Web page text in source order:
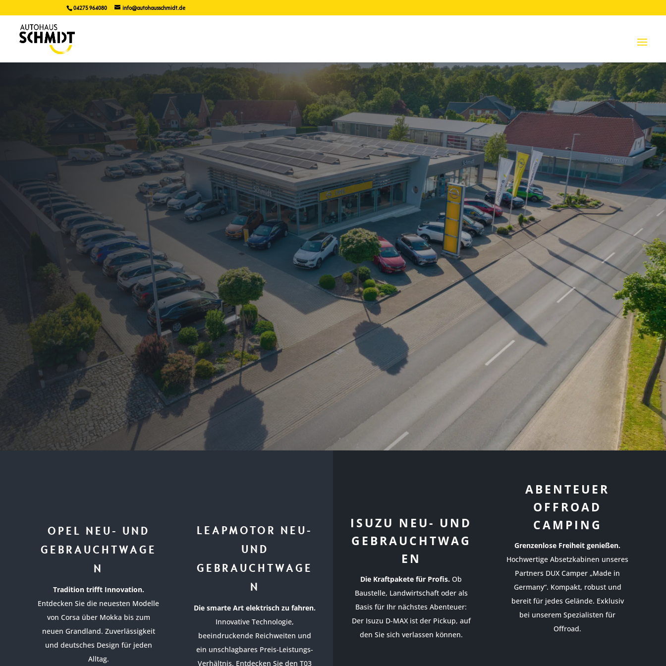
04275 964080 info@autohausschmidt.de
OPEL NEU- UND
GEBRAUCHTWAGE
N
Tradition trifft Innovation.
Entdecken Sie die neuesten Modelle
von Corsa über Mokka bis zum
neuen Grandland. Zuverlässigkeit
und deutsches Design für jeden
Alltag.
LEAPMOTOR NEU-
UND
GEBRAUCHTWAGE
N
Die smarte Art elektrisch zu fahren.
Innovative Technologie,
beeindruckende Reichweiten und
ein unschlagbares Preis-Leistungs-
Verhältnis. Entdecken Sie den T03
ISUZU NEU- UND
GEBRAUCHTWAG
EN
Die Kraftpakete für Profis. Ob
Baustelle, Landwirtschaft oder als
Basis für Ihr nächstes Abenteuer:
Der Isuzu D-MAX ist der Pickup, auf
den Sie sich verlassen können.
ABENTEUER
OFFROAD
CAMPING
Grenzenlose Freiheit genießen.
Hochwertige Absetzkabinen unseres
Partners DUX Camper „Made in
Germany“. Kompakt, robust und
bereit für jedes Gelände. Exklusiv
bei unserem Spezialisten für
Offroad.